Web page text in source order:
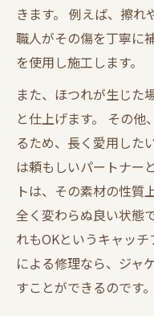
きます。 例えば、擦れ
職人がその傷を丁寧に
を使用し施工します。
また、ほつれが生じた
と仕上げます。 その
るため、長く愛用した
は頼もしいパートナー
トは、その素材の性質
全く変わらぬ良い状態
れもOKというキャッ
による修理なら、ジャ
すことができるのです。